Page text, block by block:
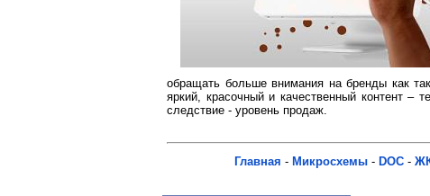
обращать больше внимания на бренды как
яркий, красочный и качественный контент –
следствие - уровень продаж.
Главная - Микросхемы - DOC -